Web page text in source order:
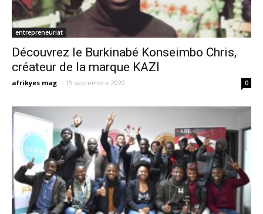
entrepreneuriat
Découvrez le Burkinabé Konseimbo Chris,
créateur de la marque KAZI
afrikyes mag - 15 septembre 2020 0